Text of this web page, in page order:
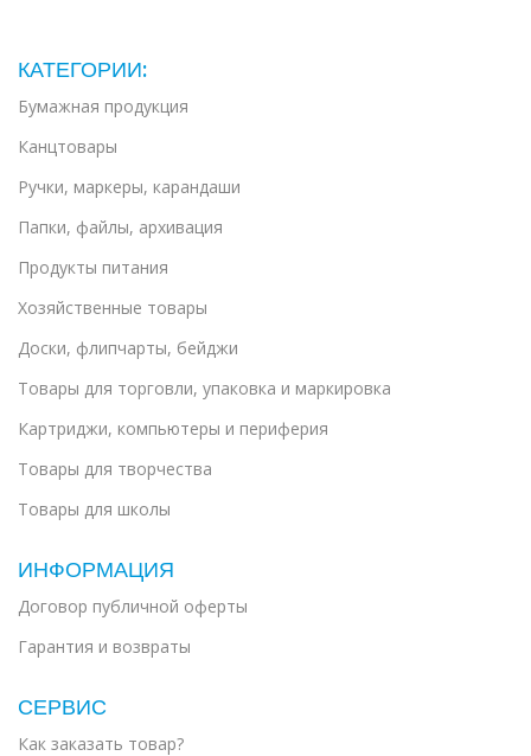
КАТЕГОРИИ:
Бумажная продукция
Канцтовары
Ручки, маркеры, карандаши
Папки, файлы, архивация
Продукты питания
Хозяйственные товары
Доски, флипчарты, бейджи
Товары для торговли, упаковка и маркировка
Картриджи, компьютеры и периферия
Товары для творчества
Товары для школы
ИНФОРМАЦИЯ
Договор публичной оферты
Гарантия и возвраты
СЕРВИС
Как заказать товар?